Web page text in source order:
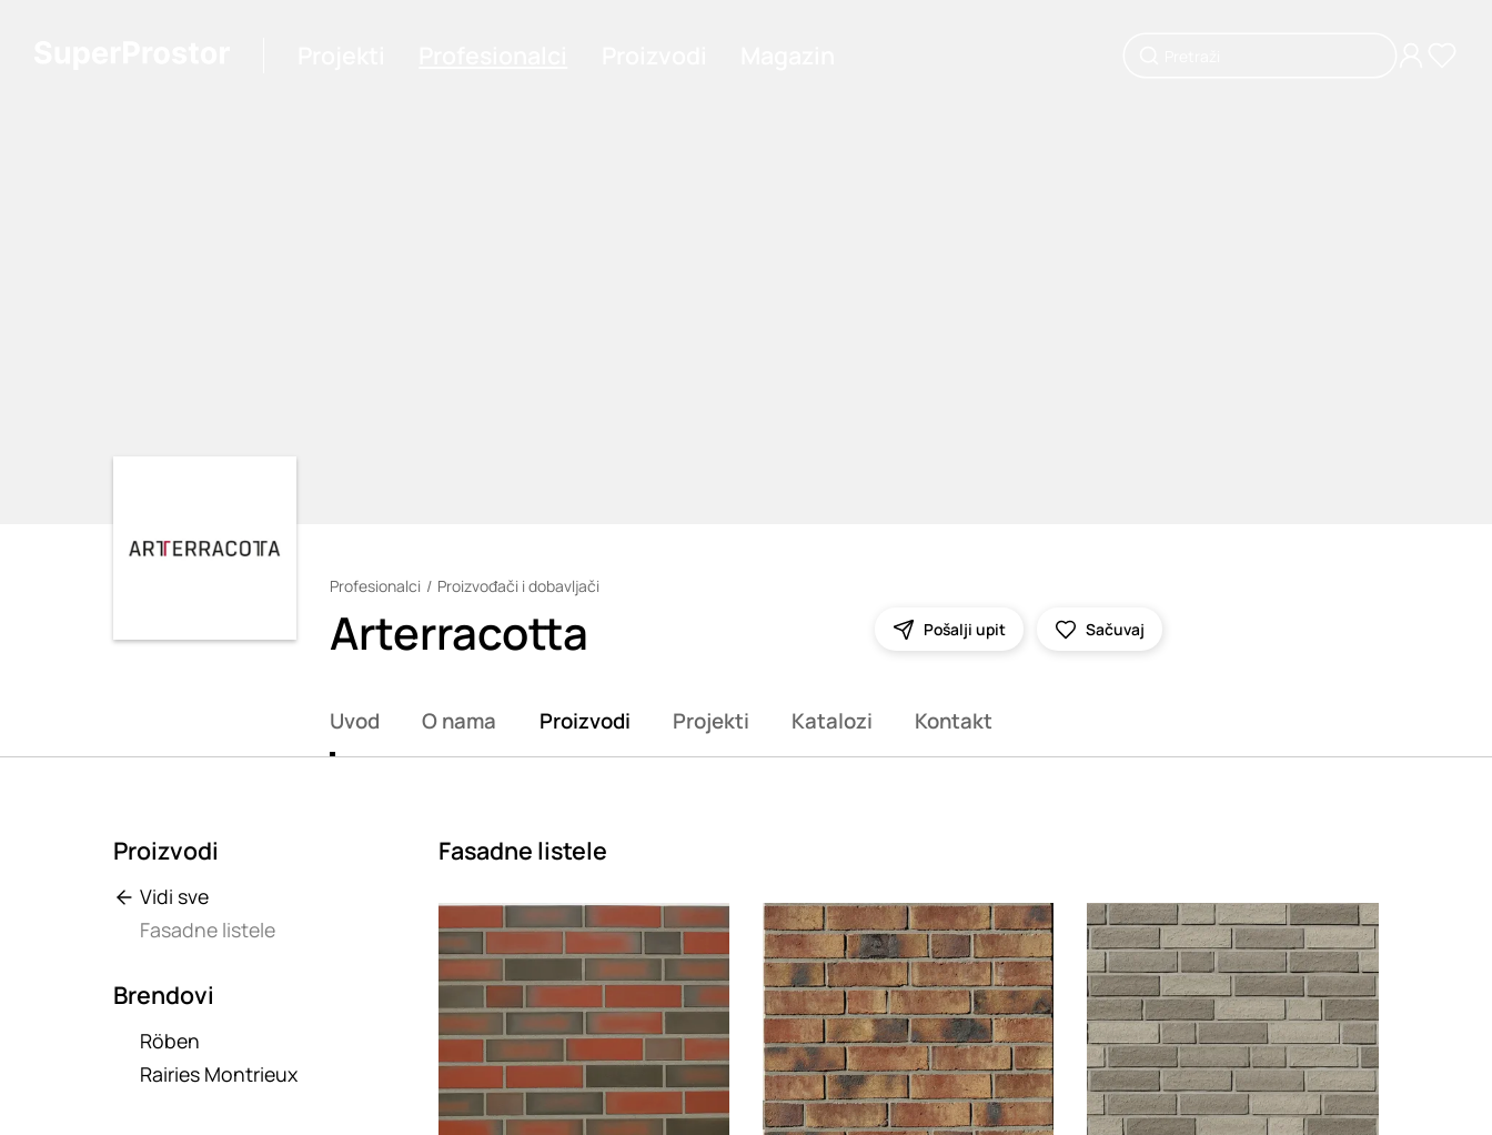
Profesionalci Proizvođači i dobavljači
Arterracotta Pošalji upit Sačuvaj
Uvod O nama Proizvodi Projekti Katalozi Kontakt
Proizvodi
Vidi sve
Fasadne listele
Brendovi
Röben
Rairies Montrieux
Fasadne listele
Loading Loading Loading